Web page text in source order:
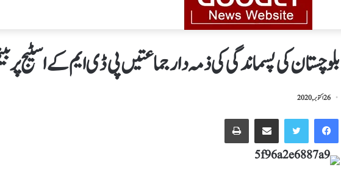
بلوچستان کی پسماندگی کی ذمہ دار جماعتیں پی ڈی ایم کے اسٹیج پر
26 اکتوبر, 2020